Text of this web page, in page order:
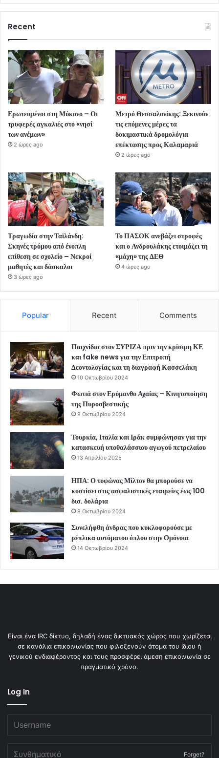
Recent
Ερωτευμένοι στη Μύκονο – Οι
τρυφερές αγκαλιές στο «νησί
των ανέμων»
2 ώρες ago
Μετρό Θεσσαλονίκης: Ξεκινούν
τις επόμενες μέρες τα
δοκιμαστικά δρομολόγια
επέκτασης προς Καλαμαριά
2 ώρες ago
Τραγωδία στην Ταϊλάνδη:
Σκηνές τρόμου από ένοπλη
επίθεση σε σχολείο – Νεκροί
μαθητές και δάσκαλοι
3 ώρες ago
Το ΠΑΣΟΚ ανεβάζει στροφές
και ο Ανδρουλάκης ετοιμάζει τη
«μάχη» της ΔΕΘ
4 ώρες ago
Popular Recent Comments
Παιχνίδια στον ΣΥΡΙΖΑ πριν την κρίσιμη ΚΕ
και fake news για την Επιτροπή
Δεοντολογίας και τη διαγραφή Κασσελάκη
10 Οκτωβρίου 2024
Φωτιά στον Ερύμανθο Αχαΐας – Κινητοποίηση
της Πυροσβεστικής
9 Οκτωβρίου 2024
Τουρκία, Ιταλία και Ιράκ συμφώνησαν για την
κατασκευή υποθαλάσσιου αγωγού πετρελαίου
13 Απριλίου 2025
ΗΠΑ: Ο τυφώνας Μίλτον θα μπορούσε να
κοστίσει στις ασφαλιστικές εταιρείες έως 100
δισ. δολάρια
9 Οκτωβρίου 2024
Συνελήφθη άνδρας που κυκλοφορούσε με
ρέπλικα αυτόματου όπλου στην Ομόνοια
14 Οκτωβρίου 2024
Είναι ένα IRC δίκτυο, δηλαδή ένας δικτυακός χώρος που χωρίζεται
σε κανάλια επικοινωνίας που φιλοξενούν άτομα του ίδιου ή
γενικού ενδιαφέροντος και τους προσφέρει άμεση επικοινωνία σε
πραγματικό χρόνο.
Log In
Forget?